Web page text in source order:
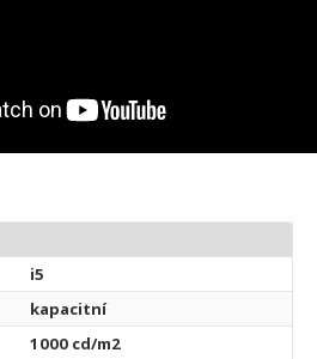
i5
kapacitní
1000 cd/m2